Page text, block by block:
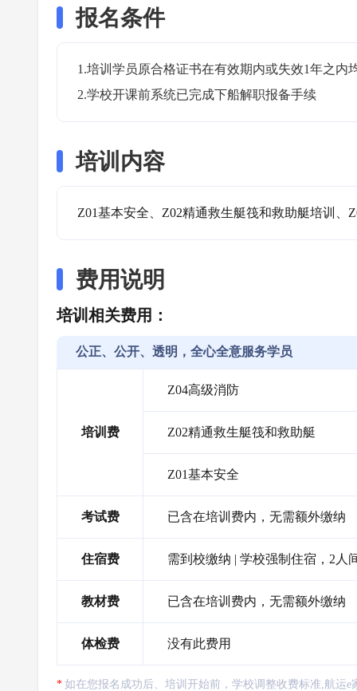
报名条件
1.培训学员原合格证书在有效期内或失效1年之内
2.学校开课前系统已完成下船解职报备手续
培训内容
Z01基本安全、Z02精通救生艇筏和救助艇培训、
费用说明
培训相关费用：
公正、公开、透明，全心全意服务学员
培训费
Z04高级消防
Z02精通救生艇筏和救助艇
Z01基本安全
考试费 已含在培训费内，无需额外缴纳
住宿费 需到校缴纳 | 学校强制住宿，2人
教材费 已含在培训费内，无需额外缴纳
体检费 没有此费用
如在您报名成功后、培训开始前，学校调整收费标准,航运